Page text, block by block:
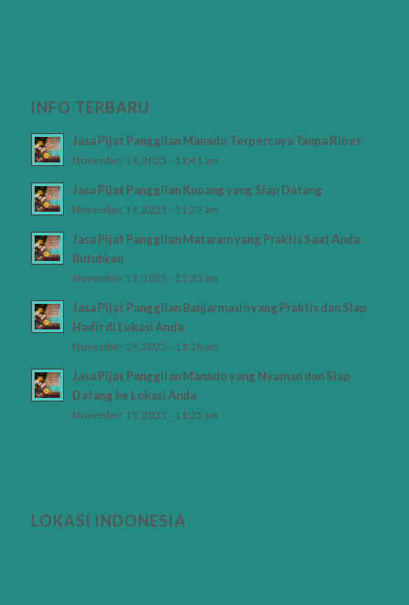
INFO TERBARU
Jasa Pijat Panggilan Manado Terpercaya Tanpa Ribet
November 19, 2025 - 11:41 am
Jasa Pijat Panggilan Kupang yang Siap Datang
November 19, 2025 - 11:37 am
Jasa Pijat Panggilan Mataram yang Praktis Saat Anda
Butuhkan
November 19, 2025 - 11:33 am
Jasa Pijat Panggilan Banjarmasin yang Praktis dan Siap
Hadir di Lokasi Anda
November 19, 2025 - 11:28 am
Jasa Pijat Panggilan Manado yang Nyaman dan Siap
Datang ke Lokasi Anda
November 19, 2025 - 11:25 am
LOKASI INDONESIA